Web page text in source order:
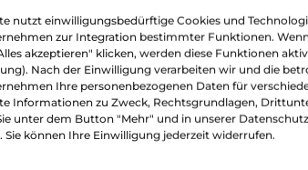
nutzt einwilligungsbedürftige Cookies und
zur Integration bestimmter Funktionen.
akzeptieren" klicken, werden diese Funktionen
Nach der Einwilligung verarbeiten wir und die
Ihre personenbezogenen Daten für
Informationen zu Zweck, Rechtsgrundlagen,
unter dem Button "Mehr" und in unserer
Sie können Ihre Einwilligung jederzeit widerrufen.
Leuchtmittel.
an Artikeln für die